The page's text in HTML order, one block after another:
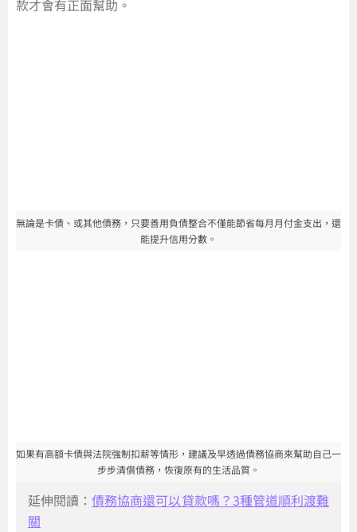
款才會有正面幫助。
無論是卡債、或其他債務，只要善用負債整合不僅能節省每月月付金支出，還
能提升信用分數。
如果有高額卡債與法院強制扣薪等情形，建議及早透過債務協商來幫助自己一
步步清償債務，恢復原有的生活品質。
延伸閱讀：債務協商還可以貸款嗎？3種管道順利渡難
關